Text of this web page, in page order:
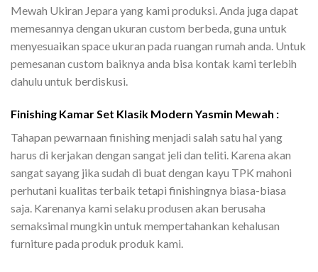
Mewah Ukiran Jepara yang kami produksi. Anda juga dapat
memesannya dengan ukuran custom berbeda, guna untuk
menyesuaikan space ukuran pada ruangan rumah anda. Untuk
pemesanan custom baiknya anda bisa kontak kami terlebih
dahulu untuk berdiskusi.
Finishing Kamar Set Klasik Modern Yasmin Mewah :
Tahapan pewarnaan finishing menjadi salah satu hal yang
harus di kerjakan dengan sangat jeli dan teliti. Karena akan
sangat sayang jika sudah di buat dengan kayu TPK mahoni
perhutani kualitas terbaik tetapi finishingnya biasa-biasa
saja. Karenanya kami selaku produsen akan berusaha
semaksimal mungkin untuk mempertahankan kehalusan
furniture pada produk produk kami.